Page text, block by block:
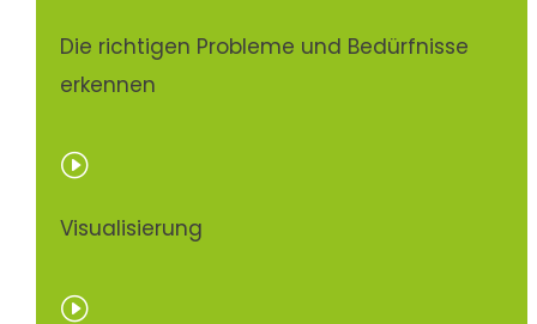
Die richtigen Probleme und Bedürfnisse
erkennen
I
Visualisierung
I